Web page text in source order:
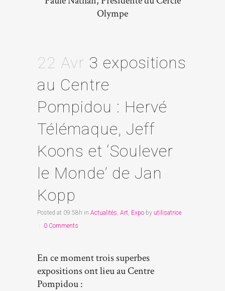
Olympe
22 Avr 3 expositions
au Centre
Pompidou : Hervé
Télémaque, Jeff
Koons et ‘Soulever
le Monde’ de Jan
Kopp
Posted at 09:58h in Actualités, Art, Expo by utilisatrice
0 Comments
En ce moment trois superbes
expositions ont lieu au Centre
Pompidou :